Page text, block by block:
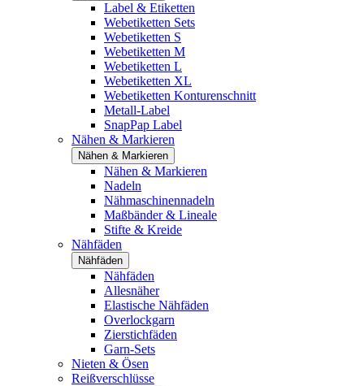
Label & Etiketten
Webetiketten Sets
Webetiketten S
Webetiketten M
Webetiketten L
Webetiketten XL
Webetiketten Konturenschnitt
Metall-Label
SnapPap Label
Nähen & Markieren
Nähen & Markieren
Nähen & Markieren
Nadeln
Nähmaschinennadeln
Maßbänder & Lineale
Stifte & Kreide
Nähfäden
Nähfäden
Nähfäden
Allesnäher
Elastische Nähfäden
Overlockgarn
Zierstichfäden
Garn-Sets
Nieten & Ösen
Reißverschlüsse